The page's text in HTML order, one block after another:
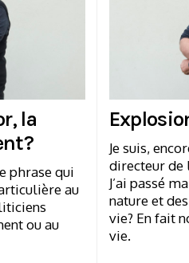
la
phrase qui
au
ou au
Je suis,
directeur de
J’ai passé
nature et
vie? En fait
vie.